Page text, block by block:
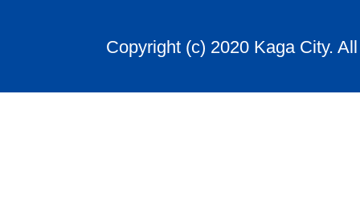
Copyright (c) 2020 Kaga City.